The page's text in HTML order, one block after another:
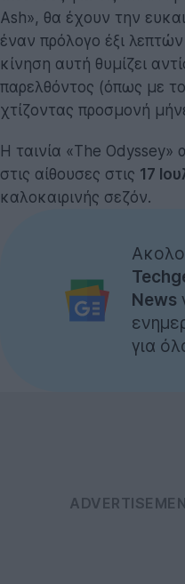
Ash», θα έχουν την
έναν πρόλογο έξι
κίνηση αυτή θυμίζει
παρελθόντος (όπως με
χτίζοντας προσμονή
Η ταινία «The
στις αίθουσες στις 17
καλοκαιρινής σεζόν.
News
για